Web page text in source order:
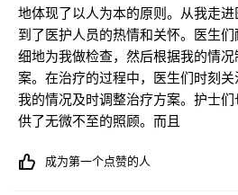
地体现了以人为本的原则。从我走
到了医护人员的热情和关怀。医生
细地为我做检查，然后根据我的情
案。在治疗的过程中，医生们时刻
我的情况及时调整治疗方案。护士
供了无微不至的照顾。而且
成为第一个点赞的人